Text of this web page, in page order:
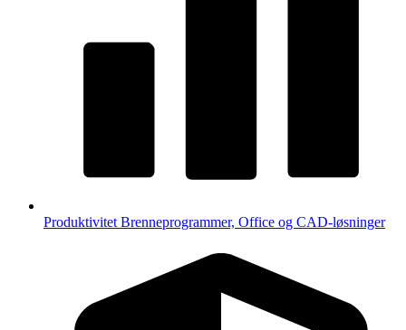
Produktivitet Brenneprogrammer, Office og CAD-løsninger